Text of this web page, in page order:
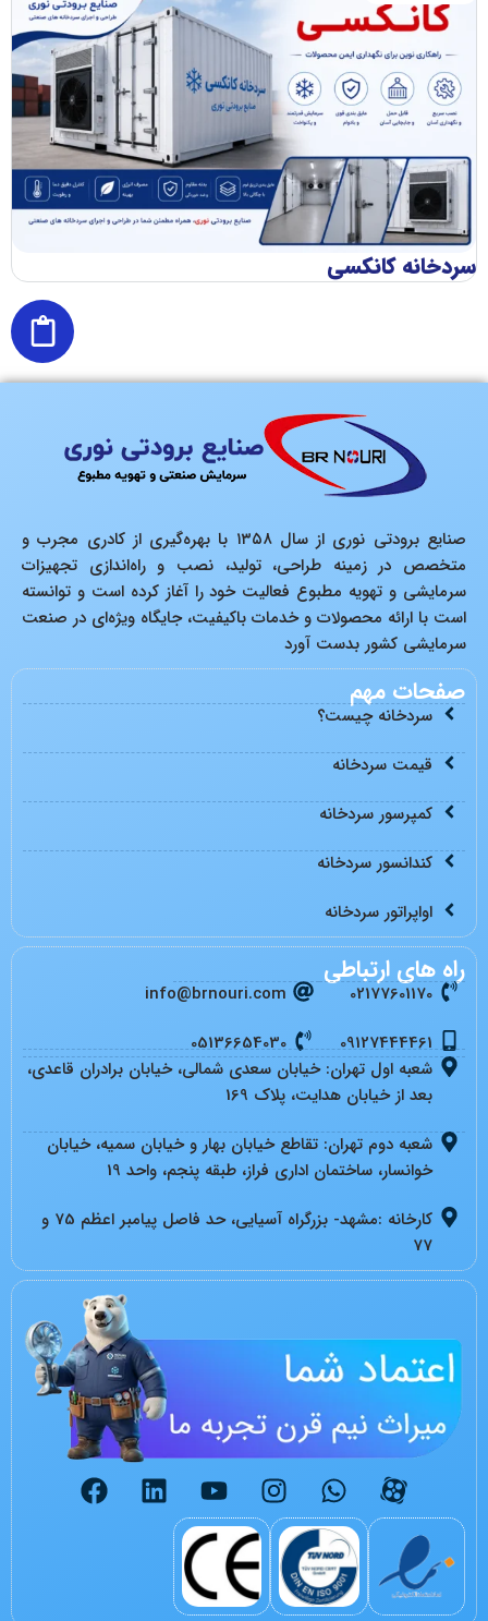
سردخانه کانکسی
صنایع برودتی نوری از سال ۱۳۵۸ با بهره‌گیری از کادری مجرب و
متخصص در زمینه طراحی، تولید، نصب و راه‌اندازی تجهیزات
سرمایشی و تهویه مطبوع فعالیت خود را آغاز کرده است و توانسته
است با ارائه محصولات و خدمات باکیفیت، جایگاه ویژه‌ای در صنعت
سرمایشی کشور بدست آورد
صفحات مهم
سردخانه چیست؟
قیمت سردخانه
کمپرسور سردخانه
کندانسور سردخانه
اواپراتور سردخانه
راه های ارتباطی
02177601170
09127444461
info@brnouri.com
05136654030
شعبه اول تهران: خیابان سعدی شمالی، خیابان برادران قاعدی،
بعد از خیابان هدایت، پلاک 169
شعبه دوم تهران: تقاطع خیابان بهار و خیابان سمیه، خیابان
خوانسار، ساختمان اداری فراز، طبقه پنجم، واحد 19
کارخانه :مشهد- بزرگراه آسیایی، حد فاصل پیامبر اعظم 75 و
77